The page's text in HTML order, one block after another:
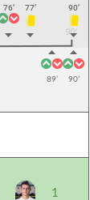
76’ 77’ 90’
89’ 90’
1